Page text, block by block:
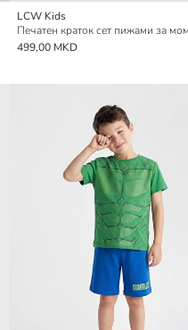
LCW Kids
Печатен краток сет пижами за
499,00 MKD